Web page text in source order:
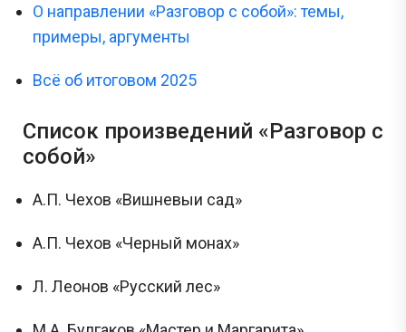
О направлении «Разговор с собой»: темы,
примеры, аргументы
Всё об итоговом 2025
Список произведений «Разговор с
собой»
А.П. Чехов «Вишневыи сад»
А.П. Чехов «Черный монах»
Л. Леонов «Русский лес»